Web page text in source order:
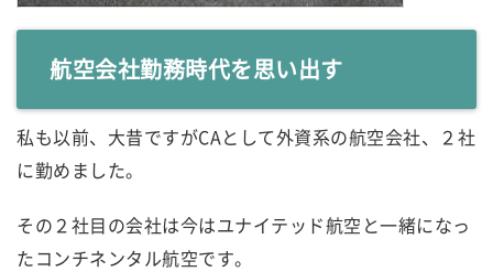
航空会社勤務時代を思い出す
私も以前、大昔ですがCAとして外資系の航空会社、２社
に勤めました。
その２社目の会社は今はユナイテッド航空と一緒になっ
たコンチネンタル航空です。